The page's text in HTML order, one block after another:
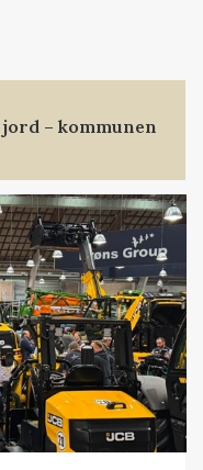
– kommunen